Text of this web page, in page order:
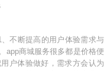
不断提高的用户体验需求与
app商城服务很多都是价格便
户体验做好，需求方会认为